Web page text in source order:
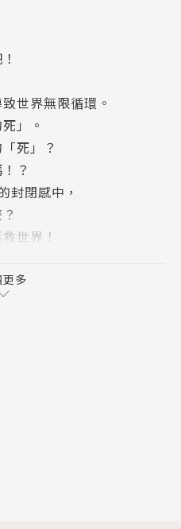
世界無限循環。
」。
死」？
？
封閉感中，
世界！
更多